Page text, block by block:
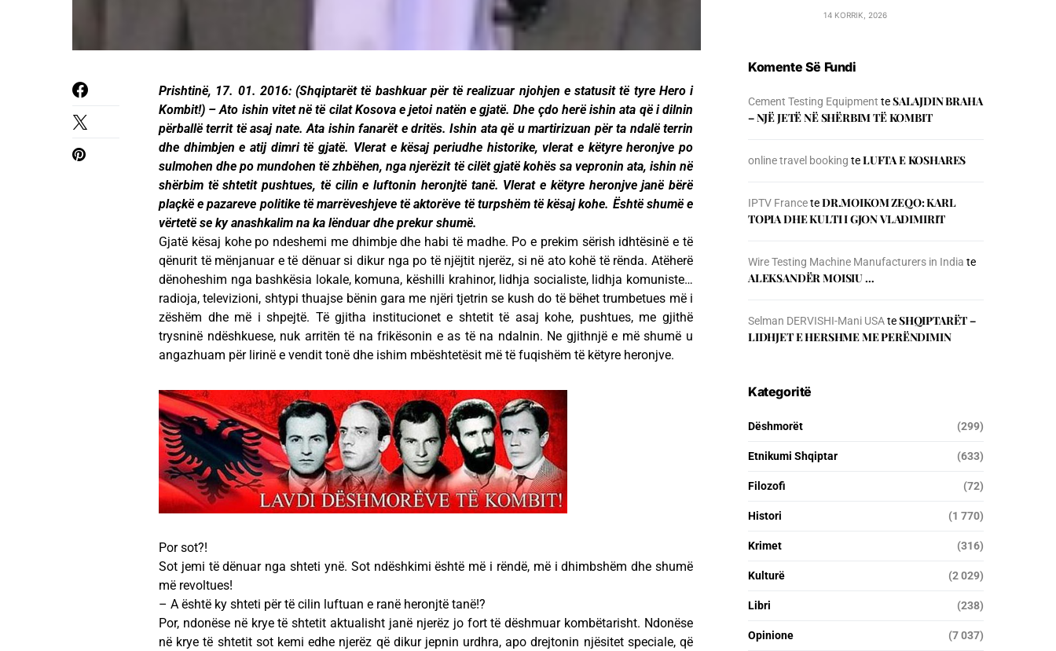
Prishtinë, 17. 01. 2016: (Shqiptarët të bashkuar për të realizuar njohjen e statusit të tyre Hero i
Kombit!) – Ato ishin vitet në të cilat Kosova e jetoi natën e gjatë. Dhe çdo herë ishin ata që i dilnin
përballë territ të asaj nate. Ata ishin fanarët e dritës. Ishin ata që u martirizuan për ta ndalë terrin
dhe dhimbjen e atij dimri të gjatë. Vlerat e kësaj periudhe historike, vlerat e këtyre heronjve po
sulmohen dhe po mundohen të zhbëhen, nga njerëzit të cilët gjatë kohës sa vepronin ata, ishin në
shërbim të shtetit pushtues, të cilin e luftonin heronjtë tanë. Vlerat e këtyre heronjve janë bërë
plaçkë e pazareve politike të marrëveshjeve të aktorëve të turpshëm të kësaj kohe. Është shumë e
vërtetë se ky anashkalim na ka lënduar dhe prekur shumë.
Gjatë kësaj kohe po ndeshemi me dhimbje dhe habi të madhe. Po e prekim sërish idhtësinë e të
qënurit të mënjanuar e të dënuar si dikur nga po të njëjtit njerëz, si në ato kohë të rënda. Atëherë
dënoheshim nga bashkësia lokale, komuna, këshilli krahinor, lidhja socialiste, lidhja komuniste…
radioja, televizioni, shtypi thuajse bënin gara me njëri tjetrin se kush do të bëhet trumbetues më i
zëshëm dhe më i shpejtë. Të gjitha institucionet e shtetit të asaj kohe, pushtues, me gjithë
trysninë ndëshkuese, nuk arritën të na frikësonin e as të na ndalnin. Ne gjithnjë e më shumë u
angazhuam për lirinë e vendit tonë dhe ishim mbështetësit më të fuqishëm të këtyre heronjve.
Por sot?!
Sot jemi të dënuar nga shteti ynë. Sot ndëshkimi është më i rëndë, më i dhimbshëm dhe shumë
më revoltues!
– A është ky shteti për të cilin luftuan e ranë heronjtë tanë!?
Por, ndonëse në krye të shtetit aktualisht janë njerëz jo fort të dëshmuar kombëtarisht. Ndonëse
në krye të shtetit sot kemi edhe njerëz që dikur jepnin urdhra, apo drejtonin njësitet speciale, që
14 KORRIK, 2026
Komente Së Fundi
Cement Testing Equipment teSALAJDIN BRAHA
– NJЁ JETЁ NЁ SHЁRBIM TЁ KOMBIT
online travel booking teLUFTA E KOSHARES
IPTV FranceteDR.MOIKOM ZEQO: KARL
TOPIA DHE KULTI I GJON VLADIMIRIT
Wire Testing Machine Manufacturers in India te
ALEKSANDËR MOISIU …
Selman DERVISHI-Mani USAteSHQIPTARËT –
LIDHJET E HERSHME ME PERËNDIMIN
Kategoritë
Dëshmorët (299)
Etnikumi Shqiptar (633)
Filozofi (72)
Histori (1 770)
Krimet (316)
Kulturë (2 029)
Libri (238)
Opinione (7 037)